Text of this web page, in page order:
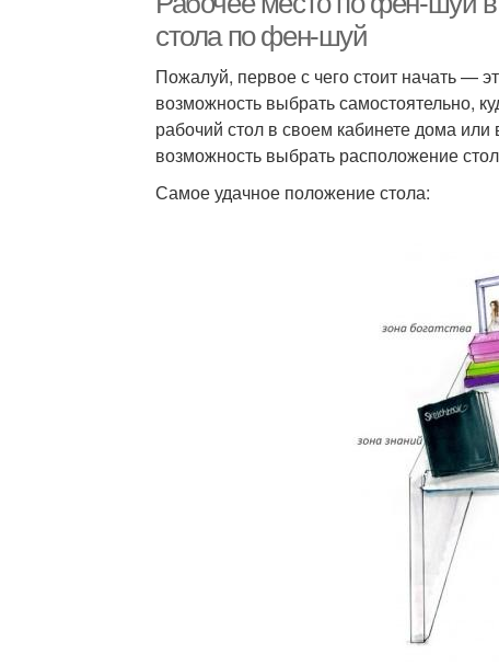
стола по фен-шуй
Пожалуй, первое с чего стоит начать —
возможность выбрать самостоятельно,
рабочий стол в своем кабинете дома
возможность выбрать расположение
Самое удачное положение стола: